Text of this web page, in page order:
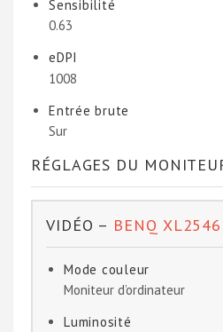
Sensibilité
0.63
eDPI
1008
Entrée brute
Sur
RÉGLAGES DU
VIDÉO – BENQ XL2546
Mode couleur
Moniteur d’ordinateur
Luminosité